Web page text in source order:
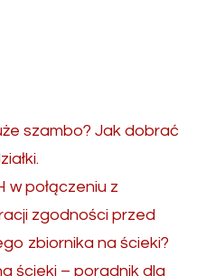
szambo? Jak dobrać
w połączeniu z
zgodności przed
zbiornika na ścieki?
ścieki – poradnik dla